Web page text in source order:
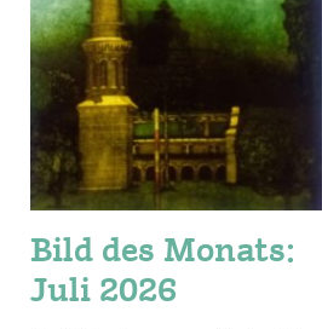
Bild des Monats:
Juli 2026